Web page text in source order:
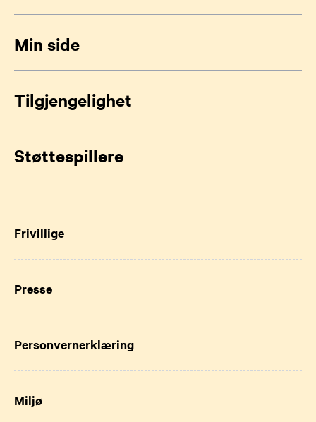
Min side
Tilgjengelighet
Støttespillere
Frivillige
Presse
Personvernerklæring
Miljø